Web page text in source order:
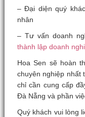
– Đại diện quý
nhân
– Tư vấn doanh
thành lập doanh
Hoa Sen sẽ hoàn
chuyên nghiệp nhất
chỉ cần cung cấp
Đà Nẵng và phần
Quý khách vui lòng